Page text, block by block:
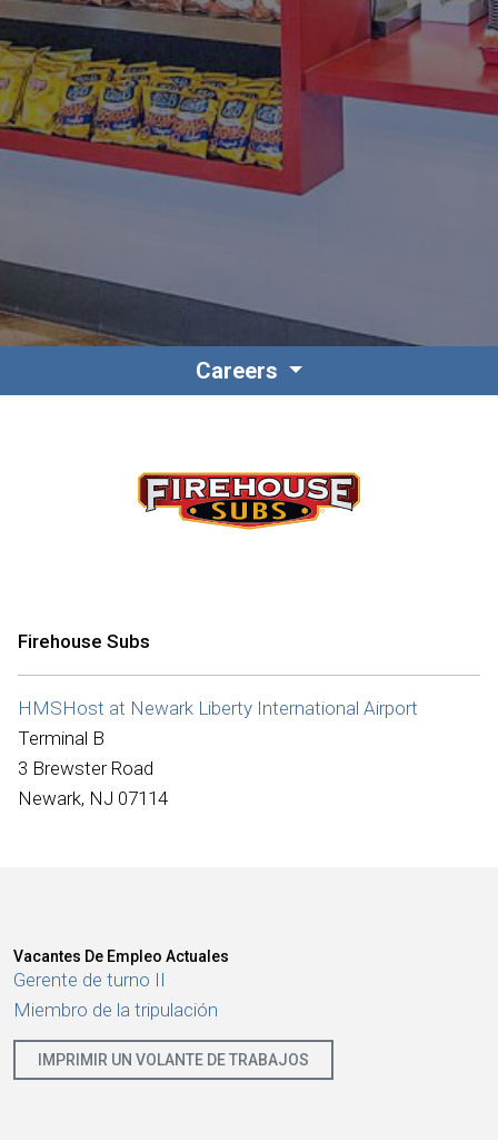
Contacto
Colaboradores
Norteamérica
Internacional
Careers
Firehouse Subs
HMSHost at Newark Liberty International Airport
Terminal B
3 Brewster Road
Newark, NJ 07114
Vacantes De Empleo Actuales
Gerente de turno II
Miembro de la tripulación
IMPRIMIR UN VOLANTE DE TRABAJOS